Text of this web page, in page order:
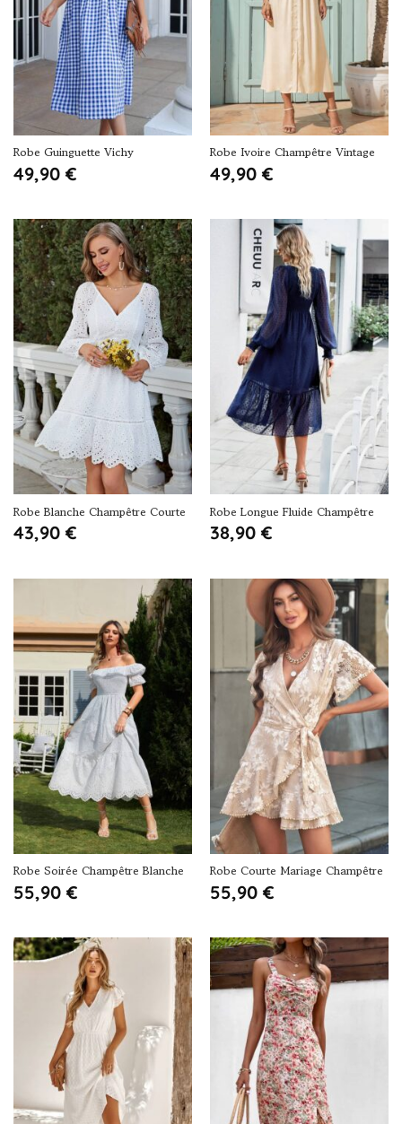
Robe Guinguette Vichy
49,90 €
Robe Ivoire Champêtre Vintage
49,90 €
Robe Blanche Champêtre Courte
43,90 €
Robe Longue Fluide Champêtre
38,90 €
Robe Soirée Champêtre Blanche
55,90 €
Robe Courte Mariage Champêtre
55,90 €